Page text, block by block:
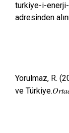
turkiye-i-
adresinden
Yorulmaz, R.
ve Türkiye.